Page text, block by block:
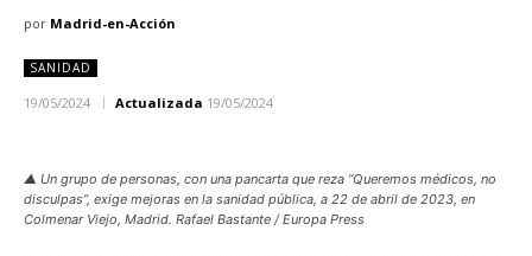
por Madrid-en-Acción
SANIDAD
19/05/2024 Actualizada 19/05/2024
▲ Un grupo de personas, con una pancarta que reza “Queremos médicos, no
disculpas”, exige mejoras en la sanidad pública, a 22 de abril de 2023, en
Colmenar Viejo, Madrid. Rafael Bastante / Europa Press